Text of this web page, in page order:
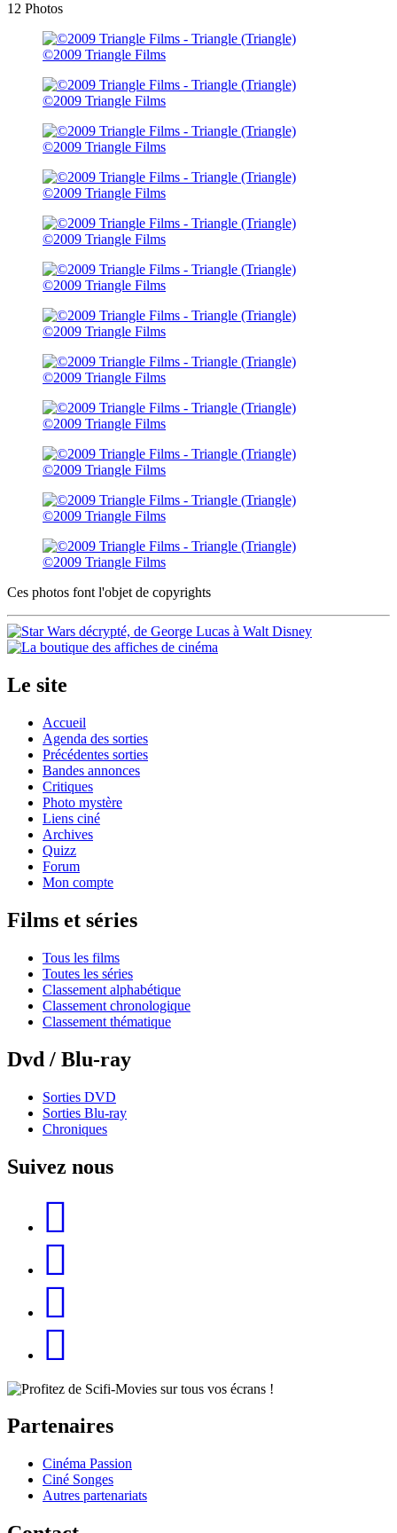
12 Photos
©2009 Triangle Films
©2009 Triangle Films
©2009 Triangle Films
©2009 Triangle Films
©2009 Triangle Films
©2009 Triangle Films
©2009 Triangle Films
©2009 Triangle Films
©2009 Triangle Films
©2009 Triangle Films
©2009 Triangle Films
©2009 Triangle Films
Ces photos font l'objet de copyrights
Le site
Accueil
Agenda des sorties
Précédentes sorties
Bandes annonces
Critiques
Photo mystère
Liens ciné
Archives
Quizz
Forum
Mon compte
Films et séries
Tous les films
Toutes les séries
Classement alphabétique
Classement chronologique
Classement thématique
Dvd / Blu-ray
Sorties DVD
Sorties Blu-ray
Chroniques
Suivez nous
Partenaires
Cinéma Passion
Ciné Songes
Autres partenariats